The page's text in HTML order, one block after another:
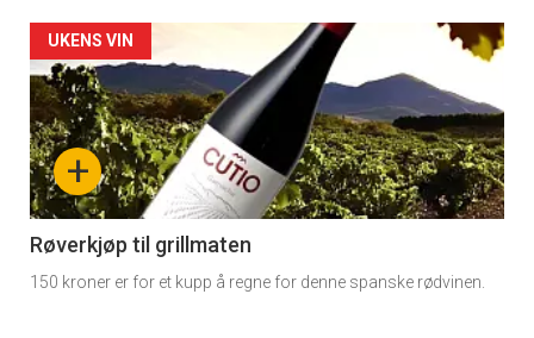
rett
Artikler
detail
-
section
11
Dagens
+
UKENS VIN
Røverkjøp til grillmaten
150 kroner er for et kupp å regne for denne spanske rødvinen.